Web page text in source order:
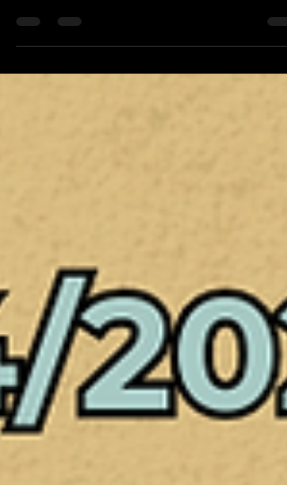
forman parte de esta gran familia,